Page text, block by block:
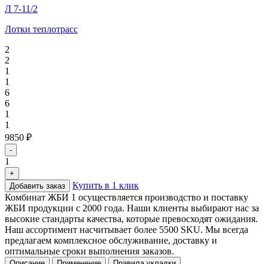
Л 7-11/2
Лотки теплотрасс
2
2
1
1
6
6
1
1
9850 ₽
-
1
+
Добавить заказ
Купить в 1 клик
Комбинат ЖБИ 1 осуществляется производство и поставку
ЖБИ продукции с 2000 года. Наши клиенты выбирают нас за
высокие стандарты качества, которые превосходят ожидания.
Наш ассортимент насчитывает более 5500 SKU. Мы всегда
предлагаем комплексное обслуживание, доставку и
оптимальные сроки выполнения заказов.